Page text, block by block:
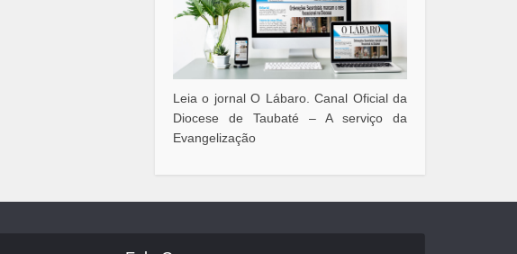
Leia o jornal O Lábaro. Canal Oficial da
Diocese de Taubaté – A serviço da
Evangelização